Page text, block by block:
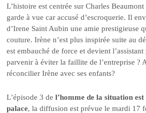
L’histoire est centrée sur Charles
garde à vue car accusé d’escroquerie. Il
d’Irene Saint Aubin une amie prestigieuse
couture. Irène n’est plus inspirée suite au
est embauché de force et devient
parvenir à éviter la faillite de l’entreprise ?
réconcilier Irène avec ses enfants?
L’épisode 3 del’homme de la situation
palace, la diffusion est prévue le mardi 17